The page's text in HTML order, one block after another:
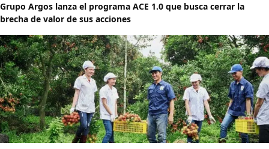
Grupo Argos lanza el programa ACE 1.0 que busca cerrar la
brecha de valor de sus acciones